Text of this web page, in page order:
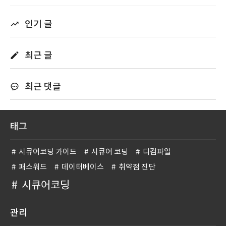
인기 글
최근 글
최근 댓글
태그
시큐어코딩 가이드 시큐어 코딩
디컴파일
패스워드
데이터베이스 취약점 진단
시큐어코딩
관리